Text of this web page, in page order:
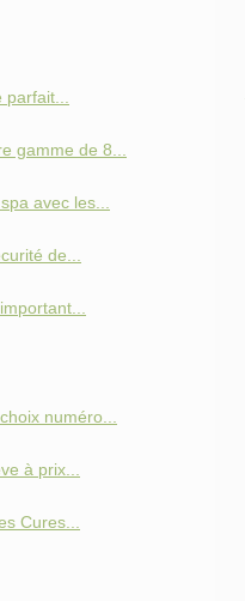
gamme de 8...
avec les...
de...
numéro...
à prix...
Cures...